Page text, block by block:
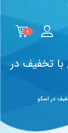
۰
با تخفیف در
در اسکو